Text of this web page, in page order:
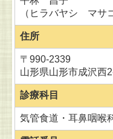
（ヒラバヤシ マサ
住所
〒990-2339
山形県山形市成沢西
診療科目
気管食道・耳鼻咽喉